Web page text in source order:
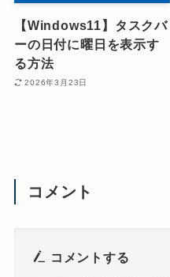
【Windows11】タスクバ
ーの日付に曜日を表示す
る方法
2026年3月23日
コメント
コメントする